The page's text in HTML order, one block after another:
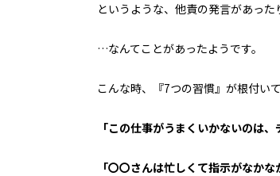
というような、 他責の発言があった
…なんてことがあったようです。
こんな時、『7つの習慣』が根付い
「この仕事がうまくいかないのは
「〇〇さんは忙しくて指示がなか